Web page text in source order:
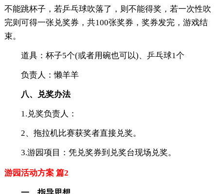
不能跳杯子，若乒乓球吹落了，则不能得奖，若一次性吹
完则可得一张兑奖券，共100张奖券，奖券发完，游戏结
束。
道具：杯子5个(或者用碗也可以)、乒乓球1个
负责人：懒羊羊
八、兑奖办法
1.兑奖负责人：
2、拖拉机比赛获奖者直接兑奖。
3.游园项目：凭兑奖券到兑奖台现场兑奖。
游园活动方案 篇2